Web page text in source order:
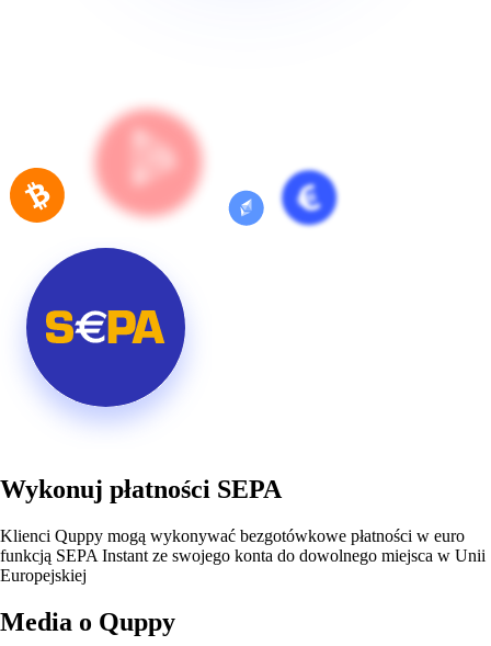
Wykonuj płatności SEPA
Klienci Quppy mogą wykonywać bezgotówkowe płatności w euro
funkcją SEPA Instant ze swojego konta do dowolnego miejsca w Unii
Europejskiej
Media o Quppy